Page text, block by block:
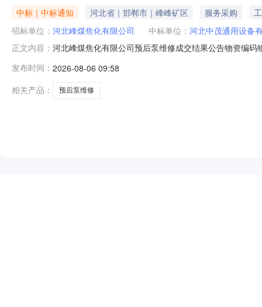
中标｜中标通知 河北省｜邯郸市｜峰峰矿区 服务采购
招标单位： 河北峰煤焦化有限公司 中标单位： 河北中茂通用设备
正文内容： 河北峰煤焦化有限公司预后泵维修成交结果公告物资编
发布时间： 2026-08-06 09:58
相关产品：
预后泵维修